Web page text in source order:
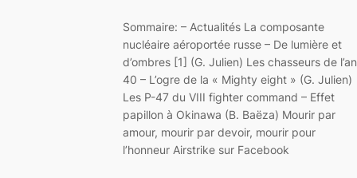
Sommaire: – Actualités La composante
nucléaire aéroportée russe – De lumière et
d’ombres [1] (G. Julien) Les chasseurs de l’an
40 – L’ogre de la « Mighty eight » (G. Julien)
Les P-47 du VIII fighter command – Effet
papillon à Okinawa (B. Baëza) Mourir par
amour, mourir par devoir, mourir pour
l’honneur Airstrike sur Facebook